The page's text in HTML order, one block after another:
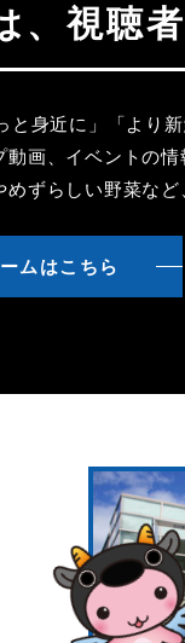
は、視聴
と身近に」「より
動画、イベントの
めずらしい野菜な
ムはこちら